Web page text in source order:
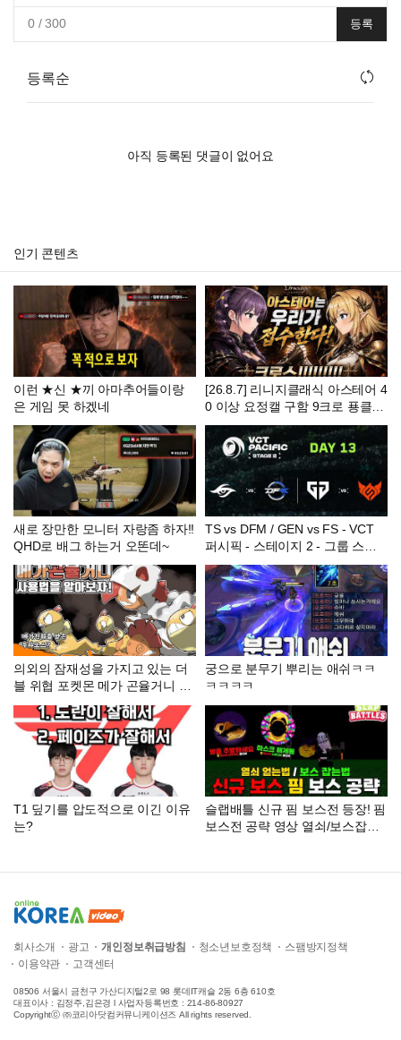
0/ 300 등록
등록순
아직 등록된 댓글이 없어요
인기 콘텐츠
이런 ★신 ★끼 아마추어들이랑
은 게임 못 하겠네
[26.8.7] 리니지클래식 아스테어 4
0 이상 요정캘 구함 9크로 푱클렌
징 니들 다 죽었어잉 #리니지 #리
니지클래식 #내가수영 #모지리단
#푱비서 #이문주 #똘끼
새로 장만한 모니터 자랑좀 하자!!
QHD로 배그 하는거 오똔데~
TS vs DFM / GEN vs FS - VCT
퍼시픽 - 스테이지 2 - 그룹 스테
이지 - Day 13
의외의 잠재성을 가지고 있는 더
블 위협 포켓몬 메가 곤율거니 사
용법을 알아보자! [포켓몬 챔피언
스]
궁으로 분무기 뿌리는 애쉬ㅋㅋ
ㅋㅋㅋㅋ
T1 딮기를 압도적으로 이긴 이유
는?
슬랩배틀 신규 핌 보스전 등장! 핌
보스전 공략 영상 열쇠/보스잡는
회사소개 광고 개인정보취급방침 청소년보호정책
스팸방지정책
이용약관
고객센터
08506 서울시 금천구 가산디지털2로 98 롯데IT캐슬 2동 6층 610호
대표이사 : 김정주,김은경 l 사업자등록번호 : 214-86-80927
Copyrightⓒ ㈜코리아닷컴커뮤니케이션즈 All rights reserved.